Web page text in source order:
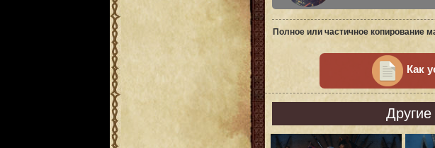
Полное или частичное копирование
Как